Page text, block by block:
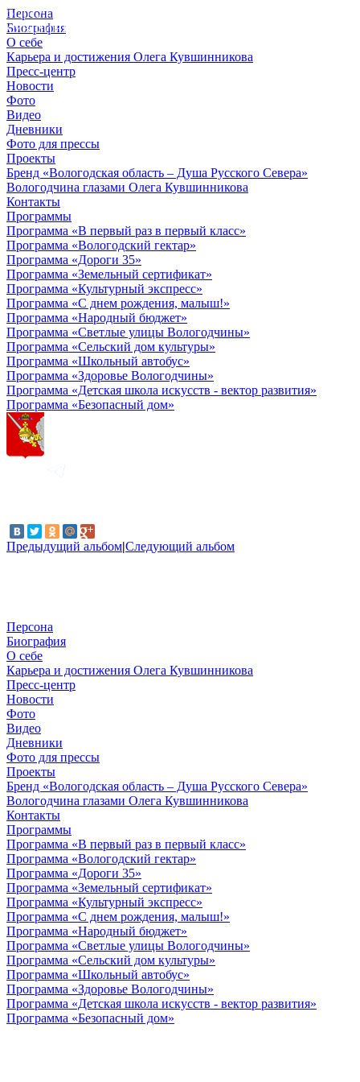
Персона
Биография
О себе
Карьера и достижения Олега Кувшинникова
Пресс-центр
Новости
Фото
Видео
Дневники
Фото для прессы
Проекты
Бренд «Вологодская область – Душа Русского Севера»
Вологодчина глазами Олега Кувшинникова
Контакты
Программы
Программа «В первый раз в первый класс»
Программа «Вологодский гектар»
Программа «Дороги 35»
Программа «Земельный сертификат»
Программа «Культурный экспресс»
Программа «С днем рождения, малыш!»
Программа «Народный бюджет»
Программа «Светлые улицы Вологодчины»
Программа «Сельский дом культуры»
Программа «Школьный автобус»
Программа «Здоровье Вологодчины»
Программа «Детская школа искусств - вектор развития»
Программа «Безопасный дом»
Предыдущий альбом|Следующий альбом
© 2012 - 2023,
КУВШИННИКОВ О.А.
Персона
Биография
О себе
Карьера и достижения Олега Кувшинникова
Пресс-центр
Новости
Фото
Видео
Дневники
Фото для прессы
Проекты
Бренд «Вологодская область – Душа Русского Севера»
Вологодчина глазами Олега Кувшинникова
Контакты
Программы
Программа «В первый раз в первый класс»
Программа «Вологодский гектар»
Программа «Дороги 35»
Программа «Земельный сертификат»
Программа «Культурный экспресс»
Программа «С днем рождения, малыш!»
Программа «Народный бюджет»
Программа «Светлые улицы Вологодчины»
Программа «Сельский дом культуры»
Программа «Школьный автобус»
Программа «Здоровье Вологодчины»
Программа «Детская школа искусств - вектор развития»
Программа «Безопасный дом»